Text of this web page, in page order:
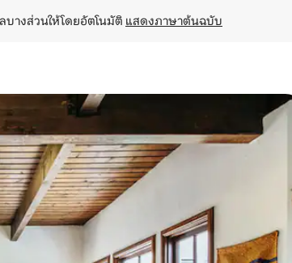
บางส่วนให้โดยอัตโนมัติ แสดงภาษาต้นฉบับ